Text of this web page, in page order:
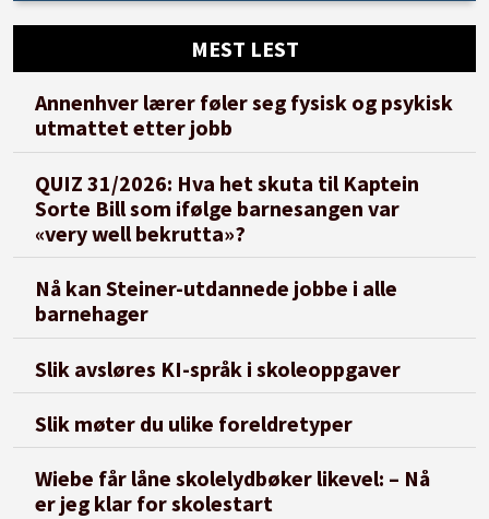
MEST LEST
Annenhver lærer føler seg fysisk og psykisk
utmattet etter jobb
QUIZ 31/2026: Hva het skuta til Kaptein
Sorte Bill som ifølge barnesangen var
«very well bekrutta»?
Nå kan Steiner-utdannede jobbe i alle
barnehager
Slik avsløres KI-språk i skoleoppgaver
Slik møter du ulike foreldretyper
Wiebe får låne skolelydbøker likevel: – Nå
er jeg klar for skolestart